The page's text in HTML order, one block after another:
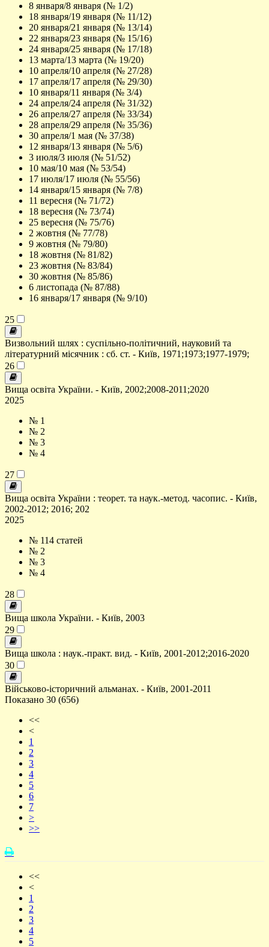
8 января/8 января (№ 1/2)
18 января/19 января (№ 11/12)
20 января/21 января (№ 13/14)
22 января/23 января (№ 15/16)
24 января/25 января (№ 17/18)
13 марта/13 марта (№ 19/20)
10 апреля/10 апреля (№ 27/28)
17 апреля/17 апреля (№ 29/30)
10 января/11 января (№ 3/4)
24 апреля/24 апреля (№ 31/32)
26 апреля/27 апреля (№ 33/34)
28 апреля/29 апреля (№ 35/36)
30 апреля/1 мая (№ 37/38)
12 января/13 января (№ 5/6)
3 июля/3 июля (№ 51/52)
10 мая/10 мая (№ 53/54)
17 июля/17 июля (№ 55/56)
14 января/15 января (№ 7/8)
11 вересня (№ 71/72)
18 вересня (№ 73/74)
25 вересня (№ 75/76)
2 жовтня (№ 77/78)
9 жовтня (№ 79/80)
18 жовтня (№ 81/82)
23 жовтня (№ 83/84)
30 жовтня (№ 85/86)
6 листопада (№ 87/88)
16 января/17 января (№ 9/10)
25
Визвольний шлях : суспільно-політичний, науковий та
літературний місячник : сб. ст. - Київ, 1971;1973;1977-1979;
26
Вища освіта України. - Київ, 2002;2008-2011;2020
2025
№ 1
№ 2
№ 3
№ 4
27
Вища освіта України : теорет. та наук.-метод. часопис. - Київ,
2002-2012; 2016; 202
2025
№ 114 статей
№ 2
№ 3
№ 4
28
Вища школа України. - Київ, 2003
29
Вища школа : наук.-практ. вид. - Київ, 2001-2012;2016-2020
30
Військово-історичний альманах. - Київ, 2001-2011
Показано 30 (656)
<<
<
1
2
3
4
5
6
7
>
>>
<<
<
1
2
3
4
5